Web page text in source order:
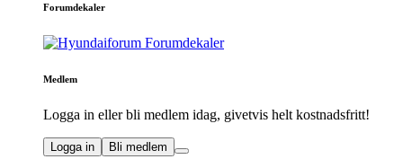
Forumdekaler
Medlem
Logga in eller bli medlem idag, givetvis helt kostnadsfritt!
Logga in Bli medlem